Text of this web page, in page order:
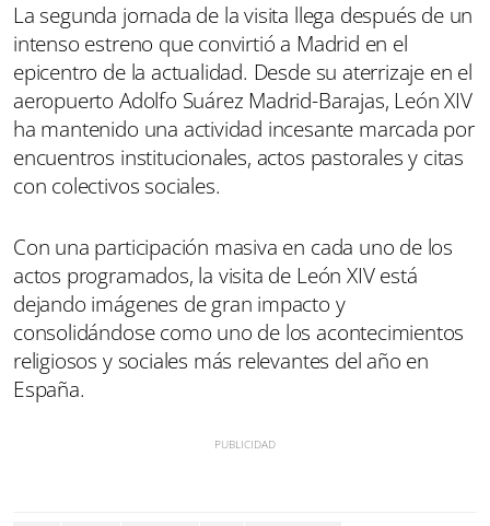
La segunda jornada de la visita llega después de un
intenso estreno que convirtió a Madrid en el
epicentro de la actualidad. Desde su aterrizaje en el
aeropuerto Adolfo Suárez Madrid-Barajas, León XIV
ha mantenido una actividad incesante marcada por
encuentros institucionales, actos pastorales y citas
con colectivos sociales.
Con una participación masiva en cada uno de los
actos programados, la visita de León XIV está
dejando imágenes de gran impacto y
consolidándose como uno de los acontecimientos
religiosos y sociales más relevantes del año en
España.